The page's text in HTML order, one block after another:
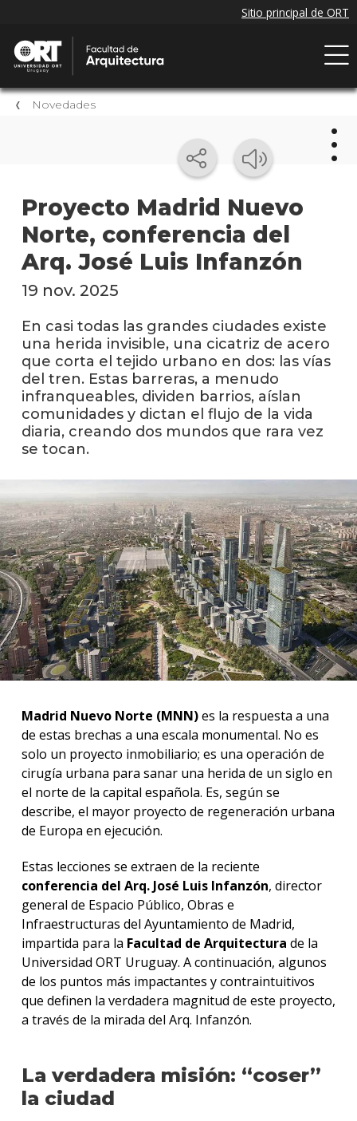
Novedades
Proyecto Madrid Nuevo
Norte, conferencia del
Arq. José Luis Infanzón
de la
en
los
19 nov. 2025
En casi todas las grandes ciudades existe
una herida invisible, una cicatriz de acero
que corta el tejido urbano en dos: las vías
del tren. Estas barreras, a menudo
infranqueables, dividen barrios, aíslan
comunidades y dictan el flujo de la vida
diaria, creando dos mundos que rara vez
se tocan.
Madrid Nuevo Norte (MNN)es la respuesta a una
de estas brechas a una escala monumental. No es
solo un proyecto inmobiliario; es una operación de
cirugía urbana para sanar una herida de un siglo en
el norte de la capital española. Es, según se
describe, el mayor proyecto de regeneración urbana
de Europa en ejecución.
Estas lecciones se extraen de la reciente
conferencia del Arq. José Luis Infanzón, director
general de Espacio Público, Obras e
Infraestructuras del Ayuntamiento de Madrid,
impartida para la Facultad de Arquitectura de la
Universidad ORT Uruguay. A continuación, algunos
de los puntos más impactantes y contraintuitivos
que definen la verdadera magnitud de este proyecto,
a través de la mirada del Arq. Infanzón.
La verdadera misión: “coser”
la ciudad